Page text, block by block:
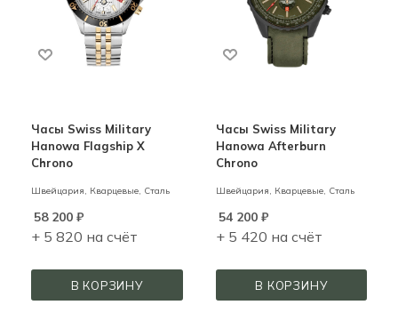
Часы Swiss Military
Hanowa Flagship X
Chrono
Швейцария, Кварцевые, Сталь
58 200 ₽
+ 5 820 на счёт
В КОРЗИНУ
Часы Swiss Military
Hanowa Afterburn
Chrono
Швейцария, Кварцевые, Сталь
54 200₽
+ 5 420 на счёт
В КОРЗИНУ